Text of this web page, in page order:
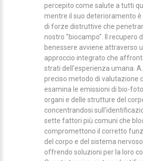
percepito come salute a tutti
mentre il suo deterioramento è
di forze distruttive che
nostro "biocampo". Il recupero
benessere avviene attraverso
approccio integrato che
strati dell'esperienza umana.
preciso metodo di valutazione
esamina le emissioni di bio-
organi e delle strutture del
concentrandosi
sette fattori più comuni che
compromettono il corretto
del corpo e del sistema
offrendo soluzioni per la loro